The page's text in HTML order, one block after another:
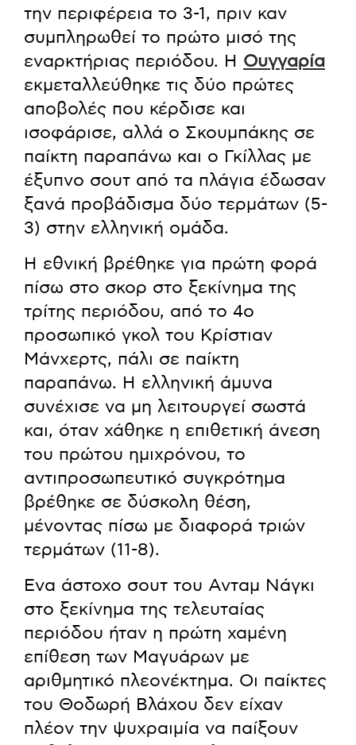
την περιφέρεια το 3-1, πριν καν
συμπληρωθεί το πρώτο μισό της
εναρκτήριας περιόδου. Η Ουγγαρία
εκμεταλλεύθηκε τις δύο πρώτες
αποβολές που κέρδισε και
ισοφάρισε, αλλά ο Σκουμπάκης σε
παίκτη παραπάνω και ο Γκίλλας με
έξυπνο σουτ από τα πλάγια έδωσαν
ξανά προβάδισμα δύο τερμάτων (5-
3) στην ελληνική ομάδα.
Η εθνική βρέθηκε για πρώτη φορά
πίσω στο σκορ στο ξεκίνημα της
τρίτης περιόδου, από το 4ο
προσωπικό γκολ του Κρίστιαν
Μάνχερτς, πάλι σε παίκτη
παραπάνω. Η ελληνική άμυνα
συνέχισε να μη λειτουργεί σωστά
και, όταν χάθηκε η επιθετική άνεση
του πρώτου ημιχρόνου, το
αντιπροσωπευτικό συγκρότημα
βρέθηκε σε δύσκολη θέση,
μένοντας πίσω με διαφορά τριών
τερμάτων (11-8).
Ενα άστοχο σουτ του Ανταμ Νάγκι
στο ξεκίνημα της τελευταίας
περιόδου ήταν η πρώτη χαμένη
επίθεση των Μαγυάρων με
αριθμητικό πλεονέκτημα. Οι παίκτες
του Θοδωρή Βλάχου δεν είχαν
πλέον την ψυχραιμία να παίξουν